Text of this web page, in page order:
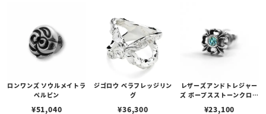
ロンワンズ ソウルメイトラ
ペルピン
¥51,040
ジゴロウ ベラフレッジリン
グ
¥36,300
レザーズアンドトレジャー
ズ ポープスストーンクロス
¥23,100